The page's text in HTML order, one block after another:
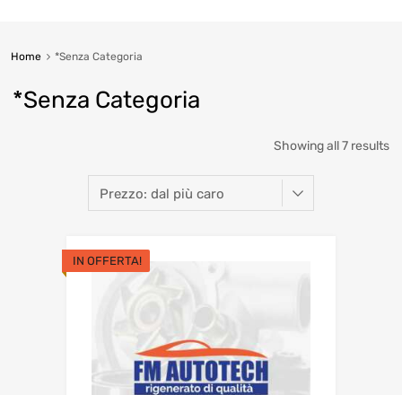
Home *Senza Categoria
*Senza Categoria
Showing all 7 results
IN OFFERTA!